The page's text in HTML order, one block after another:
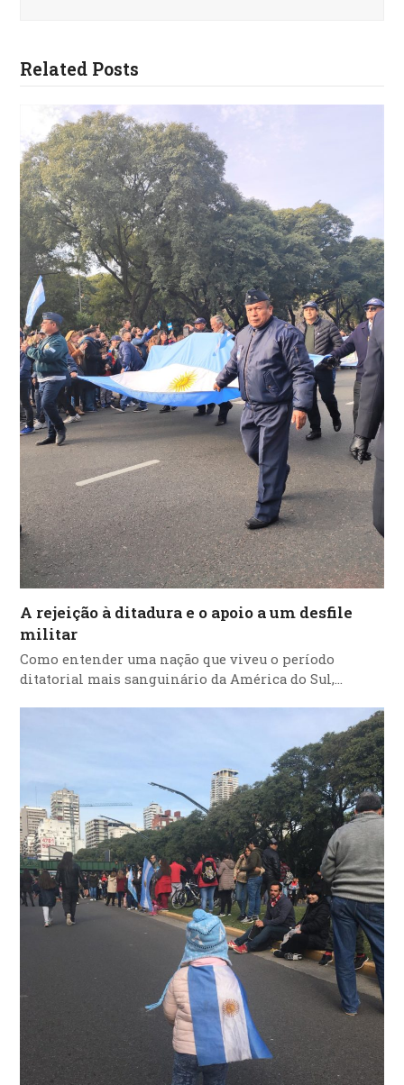
Related Posts
A rejeição à ditadura e o apoio a um desfile
militar
Como entender uma nação que viveu o período
ditatorial mais sanguinário da América do Sul,…